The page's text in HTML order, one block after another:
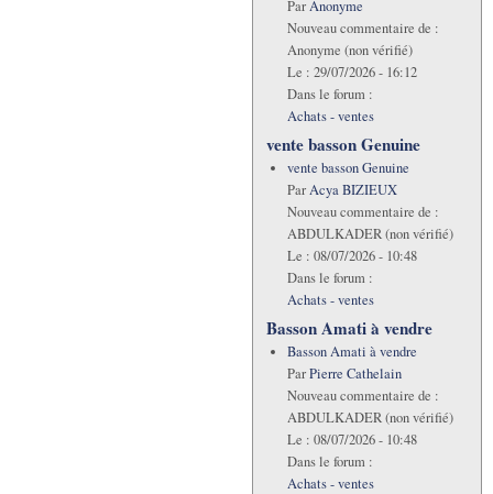
ParAnonyme
Nouveau commentaire de :
Anonyme (non vérifié)
Le : 29/07/2026 - 16:12
Dans le forum :
Achats - ventes
vente basson Genuine
vente basson Genuine
ParAcya BIZIEUX
Nouveau commentaire de :
ABDULKADER (non vérifié)
Le : 08/07/2026 - 10:48
Dans le forum :
Achats - ventes
Basson Amati à vendre
Basson Amati à vendre
ParPierre Cathelain
Nouveau commentaire de :
ABDULKADER (non vérifié)
Le : 08/07/2026 - 10:48
Dans le forum :
Achats - ventes